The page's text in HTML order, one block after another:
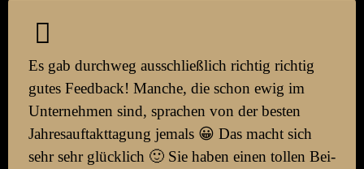
Es gab durchweg aus­schließlich richtig richtig
gutes Feed­back! Manche, die schon ewig im
Unter­nehmen sind, sprachen von der besten
Jahres­auf­takt­tag­ung jemals 😀 Das macht sich
sehr sehr glück­lich 🙂 Sie haben einen tollen Bei­